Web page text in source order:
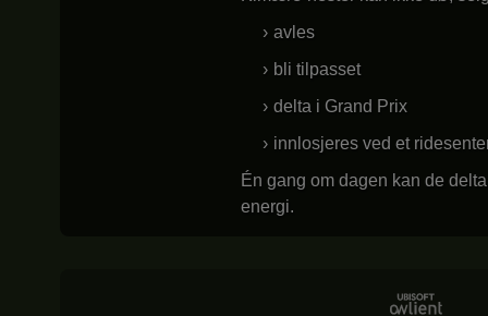
avles
bli tilpasset
delta i Grand Prix
innlosjeres ved et
Én gang om dagen kan de
energi.